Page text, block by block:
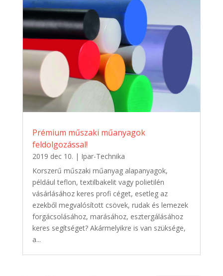
Prémium műszaki műanyagok
feldolgozással!
2019 dec 10. | Ipar-Technika
Korszerű műszaki műanyag alapanyagok,
például teflon, textilbakelit vagy polietilén
vásárlásához keres profi céget, esetleg az
ezekből megvalósított csövek, rudak és lemezek
forgácsolásához, marásához, esztergálásához
keres segítséget? Akármelyikre is van szüksége,
a...